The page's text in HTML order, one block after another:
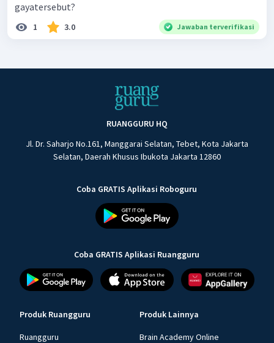
gayatersebut?
1 3.0 Jawaban terverifikasi
RUANGGURU HQ
Jl. Dr. Saharjo No.161, Manggarai Selatan, Tebet, Kota Jakarta
Selatan, Daerah Khusus Ibukota Jakarta 12860
Coba GRATIS Aplikasi Roboguru
Coba GRATIS Aplikasi Ruangguru
Produk Ruangguru
Ruangguru
Produk Lainnya
Brain Academy Online